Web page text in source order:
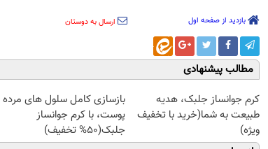
بازدید از صفحه اول ارسال به دوستان
مطالب پیشنهادی
کرم جوانساز جلبک، هدیه
طبیعت به شما(خرید با تخفیف
ویژه)
بازسازی کامل سلول های مرده
پوست، با کرم جوانساز
جلبک(50% تخفیف)